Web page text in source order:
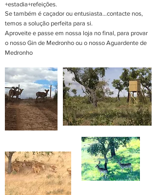
+estadia+refeições.
Se também é caçador ou entusiasta...contacte nos,
temos a solução perfeita para si.
Aproveite e passe em nossa loja no final, para provar
o nosso Gin de Medronho ou o nosso Aguardente de
Medronho